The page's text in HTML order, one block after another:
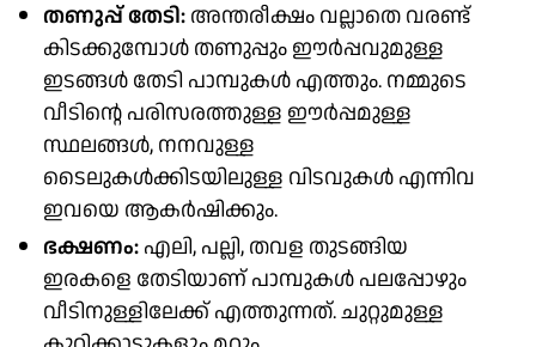
തണുപ്പ് തേടി: അന്തരീക്ഷം വല്ലാതെ വരണ്ട്
കിടക്കുമ്പോൾ തണുപ്പും ഈർപ്പവുമുള്ള
ഇടങ്ങൾ തേടി പാമ്പുകൾ എത്തും. നമ്മുടെ
വീടിന്റെ പരിസരത്തുള്ള ഈർപ്പമുള്ള
സ്ഥലങ്ങൾ, നനവുള്ള
ടൈലുകൾക്കിടയിലുള്ള വിടവുകൾ എന്നിവ
ഇവയെ ആകർഷിക്കും.
ഭക്ഷണം: എലി, പല്ലി, തവള തുടങ്ങിയ
ഇരകളെ തേടിയാണ് പാമ്പുകൾ പലപ്പോഴും
വീടിനുള്ളിലേക്ക് എത്തുന്നത്. ചുറ്റുമുള്ള